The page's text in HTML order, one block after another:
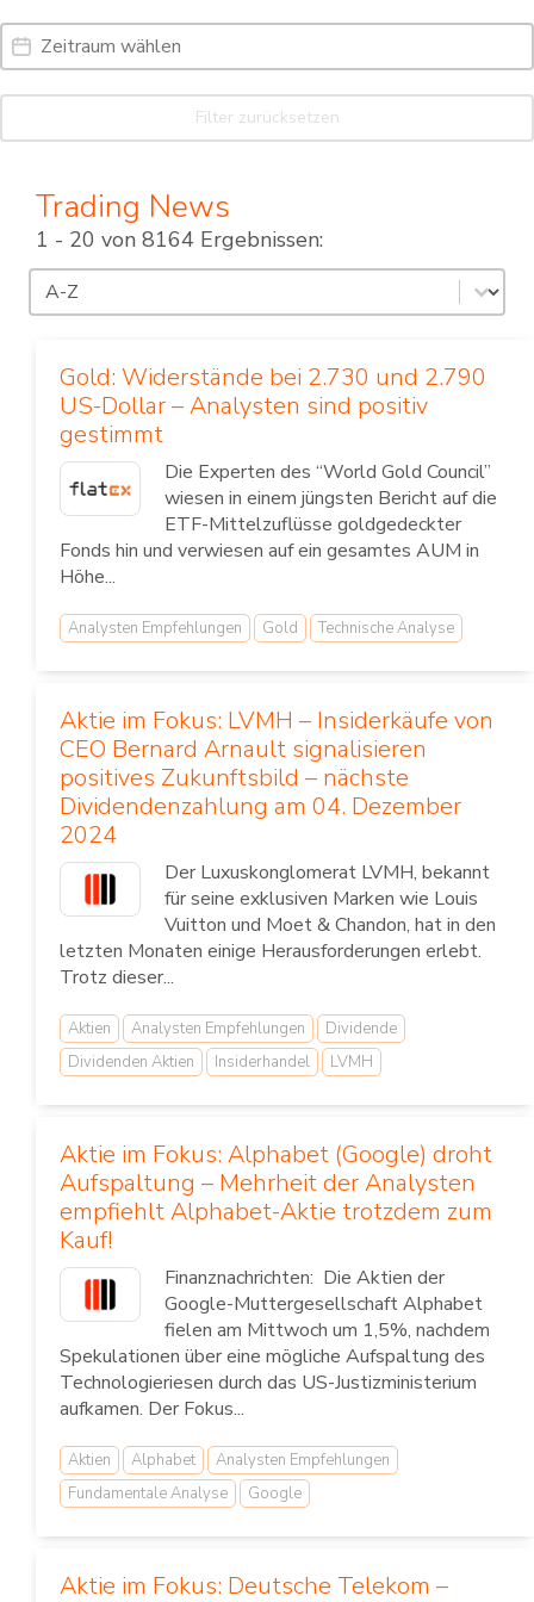
Date Range
Date
Filter zurücksetzen
Trading News
1 - 20 von 8164 Ergebnissen:
Sortierung
Sort content
Gold: Widerstände bei 2.730 und 2.790
US-Dollar – Analysten sind positiv
gestimmt
Die Experten des “World Gold Council”
wiesen in einem jüngsten Bericht auf die
ETF-Mittelzuflüsse goldgedeckter
Fonds hin und verwiesen auf ein gesamtes AUM in
Höhe...
Analysten Empfehlungen Gold Technische Analyse
Aktie im Fokus: LVMH – Insiderkäufe von
CEO Bernard Arnault signalisieren
positives Zukunftsbild – nächste
Dividendenzahlung am 04. Dezember
2024
Der Luxuskonglomerat LVMH, bekannt
für seine exklusiven Marken wie Louis
Vuitton und Moet & Chandon, hat in den
letzten Monaten einige Herausforderungen erlebt.
Trotz dieser...
Aktien Analysten Empfehlungen
Dividende
Dividenden Aktien
Insiderhandel LVMH
Aktie im Fokus: Alphabet (Google) droht
Aufspaltung – Mehrheit der Analysten
empfiehlt Alphabet-Aktie trotzdem zum
Kauf!
Finanznachrichten: Die Aktien der
Google-Muttergesellschaft Alphabet
fielen am Mittwoch um 1,5%, nachdem
Spekulationen über eine mögliche Aufspaltung des
Technologieriesen durch das US-Justizministerium
aufkamen. Der Fokus...
Aktien Alphabet
Analysten Empfehlungen
Fundamentale Analyse
Google
Aktie im Fokus: Deutsche Telekom –